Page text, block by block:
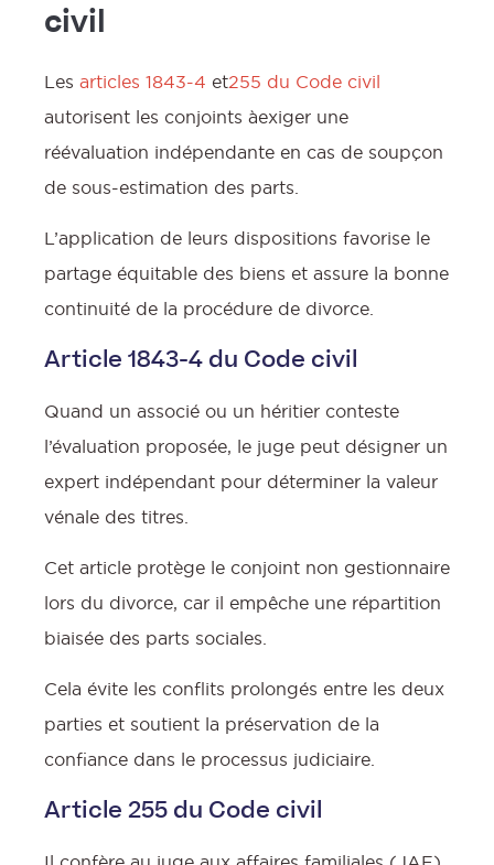
civil
Les articles 1843-4 et255 du Code civil
autorisent les conjoints àexiger une
réévaluation indépendante en cas de soupçon
de sous-estimation des parts.
L’application de leurs dispositions favorise le
partage équitable des biens et assure la bonne
continuité de la procédure de divorce.
Article 1843-4 du Code civil
Quand un associé ou un héritier conteste
l’évaluation proposée, le juge peut désigner un
expert indépendant pour déterminer la valeur
vénale des titres.
Cet article protège le conjoint non gestionnaire
lors du divorce, car il empêche une répartition
biaisée des parts sociales.
Cela évite les conflits prolongés entre les deux
parties et soutient la préservation de la
confiance dans le processus judiciaire.
Article 255 du Code civil